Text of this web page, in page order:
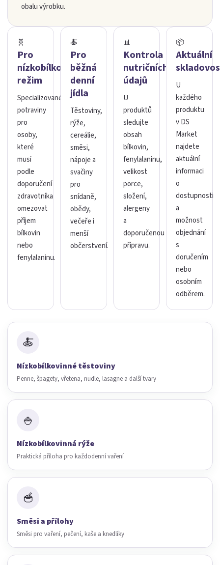
obalu výrobku.
🧬
Pro
nízkobílkovinný
režim
Specializované
potraviny
pro
osoby,
které
musí
podle
doporučení
zdravotníka
omezovat
příjem
bílkovin
nebo
fenylalaninu.
🍝
Pro
běžná
denní
jídla
Těstoviny,
rýže,
cereálie,
směsi,
nápoje a
svačiny
pro
snídaně,
obědy,
večeře i
menší
občerstvení.
📊
Kontrola
nutričních
údajů
U
produktů
sledujte
obsah
bílkovin,
fenylalaninu,
velikost
porce,
složení,
alergeny
a
doporučenou
přípravu.
📦
Aktuální
U
každého
produktu
v DS
Market
najdete
aktuální
informaci
o
dostupnosti
a
možnost
objednání
s
doručením
nebo
osobním
odběrem.
🍝
Nízkobílkovinné těstoviny
Penne, špagety, vřetena, nudle, lasagne a další tvary
🍚
Nízkobílkovinná rýže
Praktická příloha pro každodenní vaření
🥣
Směsi a přílohy
Směsi pro vaření, pečení, kaše a knedlíky